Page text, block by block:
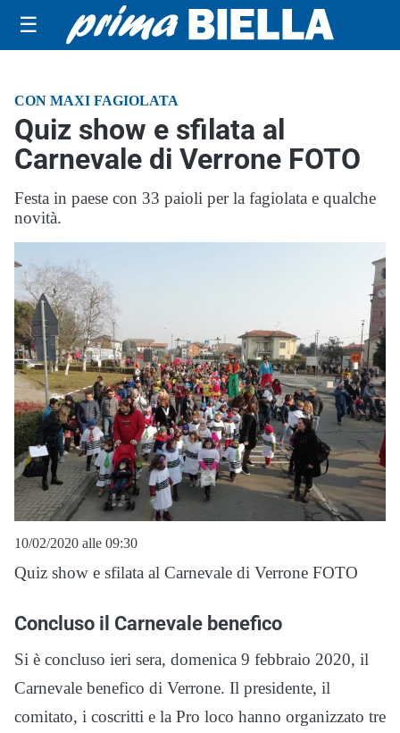
☰
CON MAXI FAGIOLATA
Quiz show e sfilata al
Carnevale di Verrone FOTO
Festa in paese con 33 paioli per la fagiolata e qualche
novità.
10/02/2020 alle 09:30
Quiz show e sfilata al Carnevale di Verrone FOTO
Concluso il Carnevale benefico
Si è concluso ieri sera, domenica 9 febbraio 2020, il
Carnevale benefico di Verrone. Il presidente, il
comitato, i coscritti e la Pro loco hanno organizzato tre